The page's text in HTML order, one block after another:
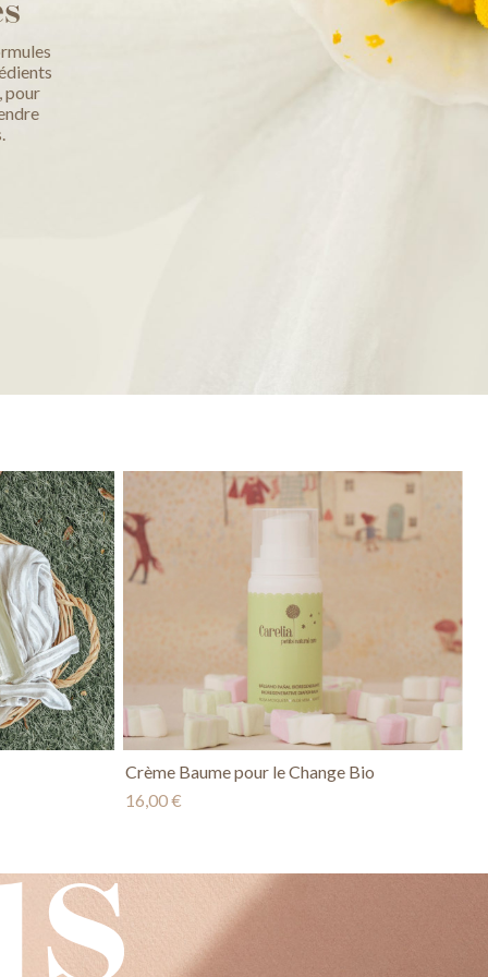
pour
Crème Baume pour le Change Bio
16,00 €